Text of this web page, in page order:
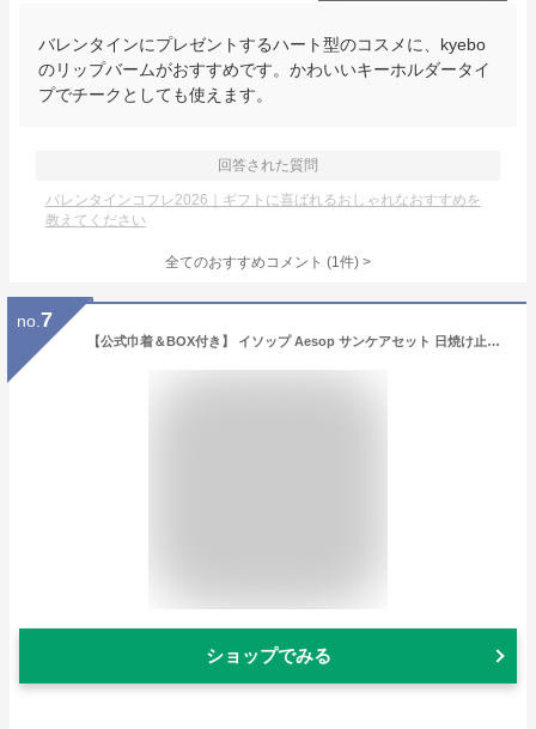
バレンタインにプレゼントするハート型のコスメに、kyebo
のリップバームがおすすめです。かわいいキーホルダータイ
プでチークとしても使えます。
回答された質問
バレンタインコフレ2026｜ギフトに喜ばれるおしゃれなおすすめを
教えてください
全てのおすすめコメント (1件) >
no. 7
【公式巾着＆BOX付き】 イソップ Aesop サンケアセット 日焼け止め リップバーム＆サンスクリーン 2個セット ギフトセット ギフト セット コスメ 喜ばれるギフト 2026 香り バレンタイン ホワイトデー
ショップでみる